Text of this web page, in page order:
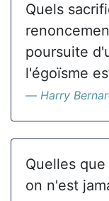
Quels
poursuite
l'égoïsme
Harry
Quelles
on n'est